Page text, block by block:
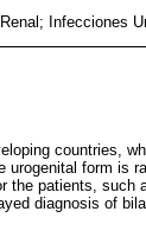
Infecciones
countries,
form is
patients, such
diagnosis of